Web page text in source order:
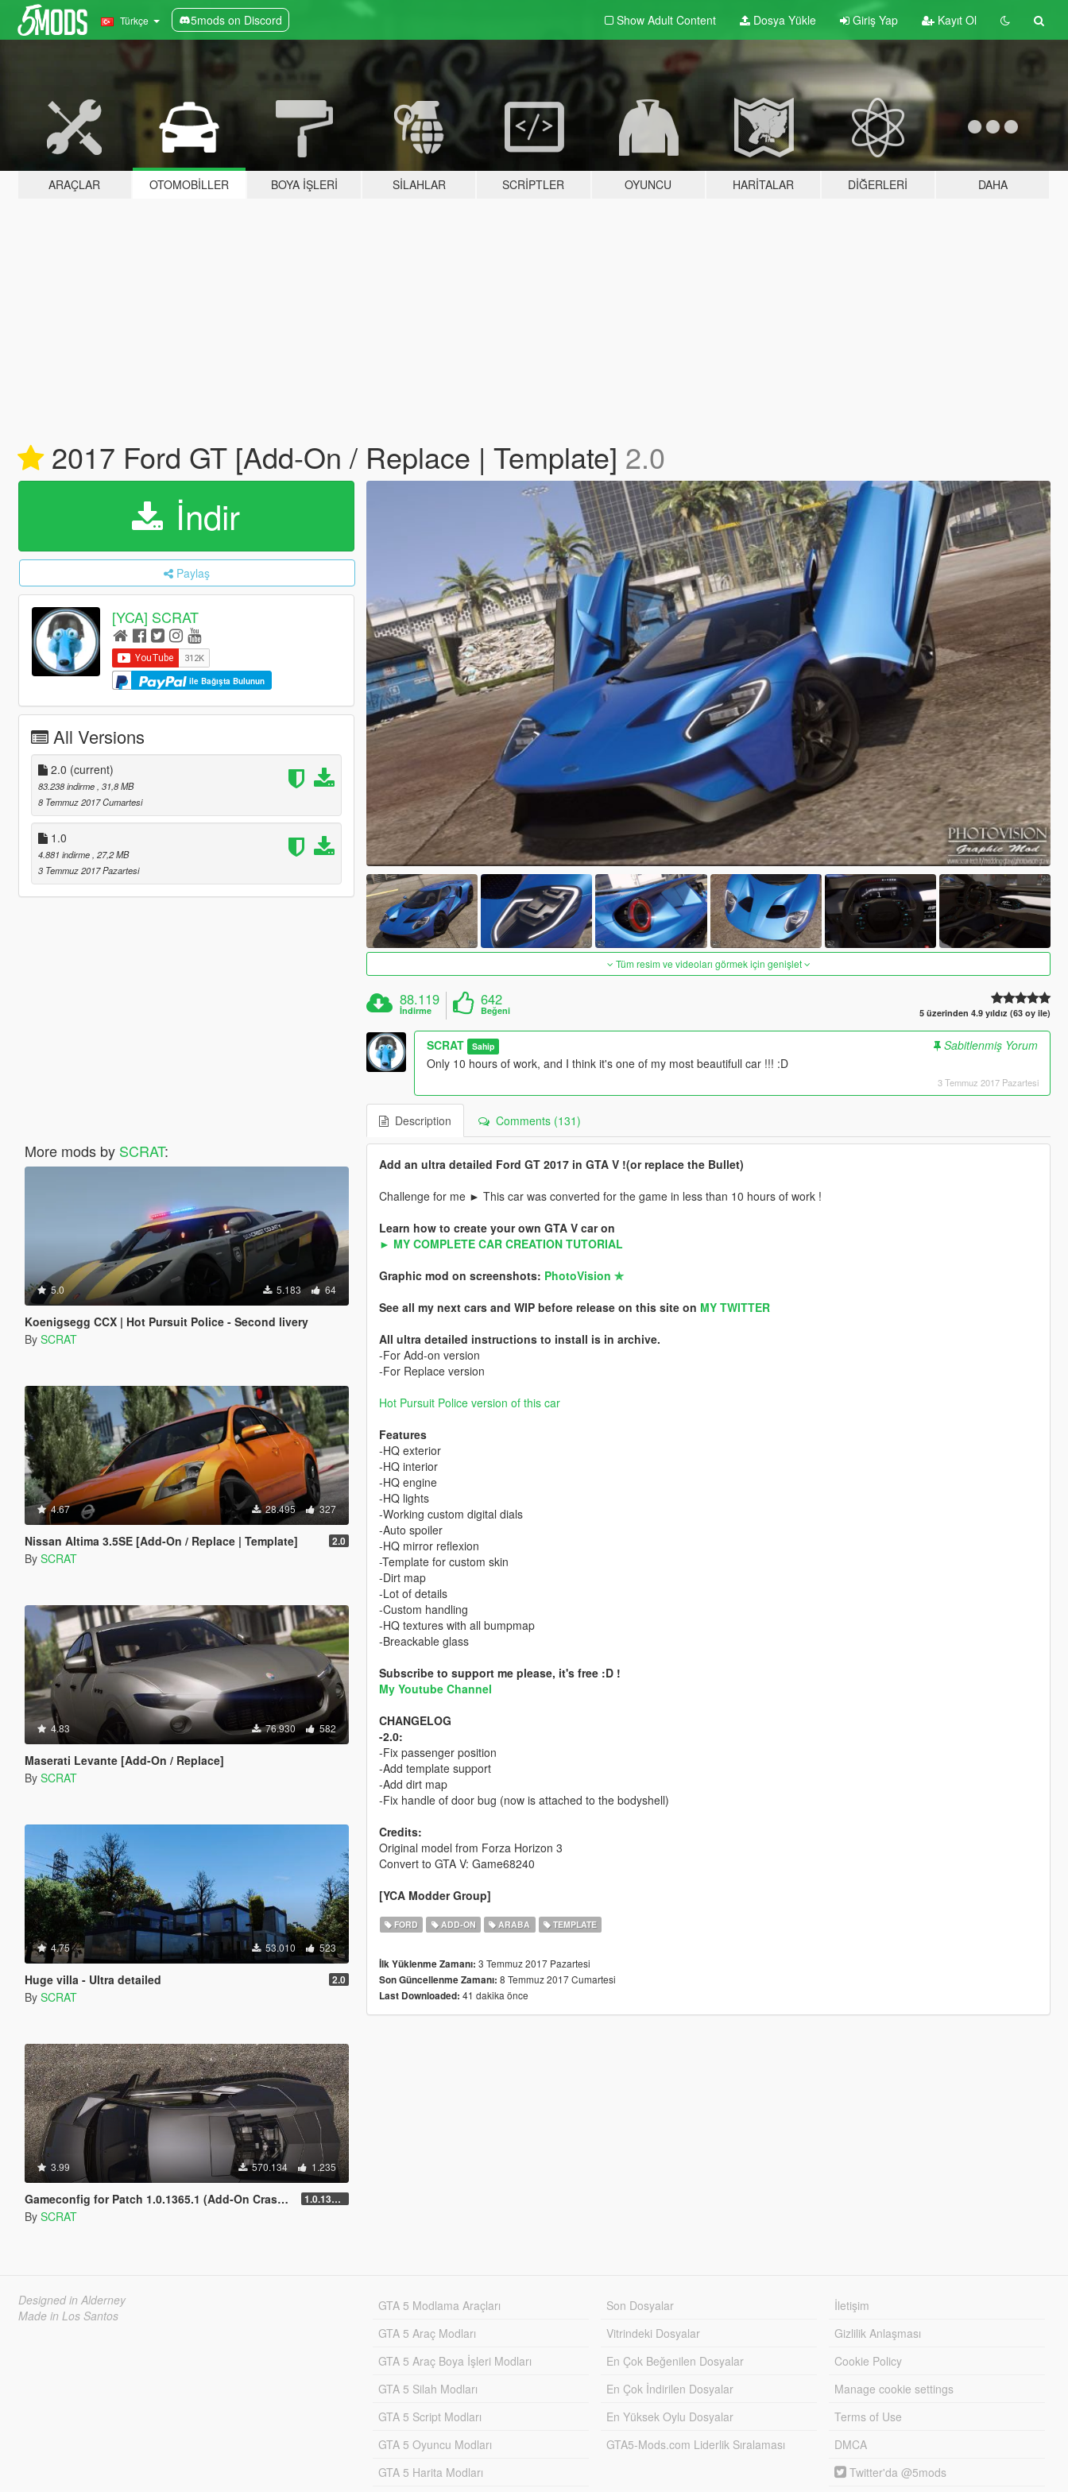
Türkçe 5mods on Discord Show Adult Content Dosya Yükle Giriş Yap Kayıt Ol
ARAÇLAR OTOMOBILLER BOYA İŞLERI SILAHLAR SCRIPTLER OYUNCU HARITALAR DIĞERLERI DAHA
2017 Ford GT [Add-On / Replace | Template] 2.0
İndir
Paylaş
[YCA] SCRAT
ile Bağışta Bulunun
All Versions
2.0 (current)
83.238 indirme, 31,8 MB
8 Temmuz 2017 Cumartesi
1.0
4.881 indirme, 27,2 MB
3 Temmuz 2017 Pazartesi
More mods by SCRAT:
5.0 5.183 64
Koenigsegg CCX | Hot Pursuit Police - Second livery
By SCRAT
4.67 28.495 327
Nissan Altima 3.5SE [Add-On / Replace | Template] 2.0
By SCRAT
4.83 76.930 582
Maserati Levante [Add-On / Replace]
By SCRAT
4.75 53.010 523
Huge villa - Ultra detailed 2.0
By SCRAT
3.99 570.134 1.235
Gameconfig for Patch 1.0.1365.1 (Add-On Crash Fix) 1.0.1365.1
By SCRAT
Tüm resim ve videoları görmek için genişlet
88.119
İndirme
642
Beğeni 5 üzerinden 4.9 yıldız (63 oy ile)
SCRAT Sahip
Sabitlenmiş Yorum
Only 10 hours of work, and I think it's one of my most beautifull car !!! :D
3 Temmuz 2017 Pazartesi
Description Comments (131)
Add an ultra detailed Ford GT 2017 in GTA V !(or replace the Bullet)
Challenge for me ► This car was converted for the game in less than 10 hours of work !
Learn how to create your own GTA V car on
► MY COMPLETE CAR CREATION TUTORIAL
Graphic mod on screenshots: PhotoVision ✯
See all my next cars and WIP before release on this site on MY TWITTER
All ultra detailed instructions to install is in archive.
-For Add-on version
-For Replace version
Hot Pursuit Police version of this car
Features
-HQ exterior
-HQ interior
-HQ engine
-HQ lights
-Working custom digital dials
-Auto spoiler
-HQ mirror reflexion
-Template for custom skin
-Dirt map
-Lot of details
-Custom handling
-HQ textures with all bumpmap
-Breackable glass
Subscribe to support me please, it's free :D !
My Youtube Channel
CHANGELOG
-2.0:
-Fix passenger position
-Add template support
-Add dirt map
-Fix handle of door bug (now is attached to the bodyshell)
Credits:
Original model from Forza Horizon 3
Convert to GTA V: Game68240
[YCA Modder Group]
FORD ADD-ON ARABA TEMPLATE
İlk Yüklenme Zamanı: 3 Temmuz 2017 Pazartesi
Son Güncellenme Zamanı: 8 Temmuz 2017 Cumartesi
Last Downloaded: 41 dakika önce
Designed in Alderney
Made in Los Santos
GTA 5 Modlama Araçları
GTA 5 Araç Modları
GTA 5 Araç Boya İşleri Modları
GTA 5 Silah Modları
GTA 5 Script Modları
GTA 5 Oyuncu Modları
GTA 5 Harita Modları
Son Dosyalar
Vitrindeki Dosyalar
En Çok Beğenilen Dosyalar
En Çok İndirilen Dosyalar
En Yüksek Oylu Dosyalar
GTA5-Mods.com Liderlik Sıralaması
İletişim
Gizlilik Anlaşması
Cookie Policy
Manage cookie settings
Terms of Use
DMCA
Twitter'da @5mods